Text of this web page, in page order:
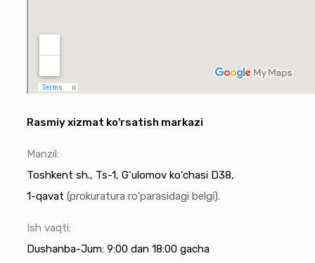
Rasmiy xizmat ko'rsatish markazi
Manzil:
Toshkent sh., Ts-1, G‘ulomov ko‘chasi D38,
1-qavat (prokuratura ro'parasidagi belgi).
Ish vaqti:
Dushanba-Jum: 9:00 dan 18:00 gacha